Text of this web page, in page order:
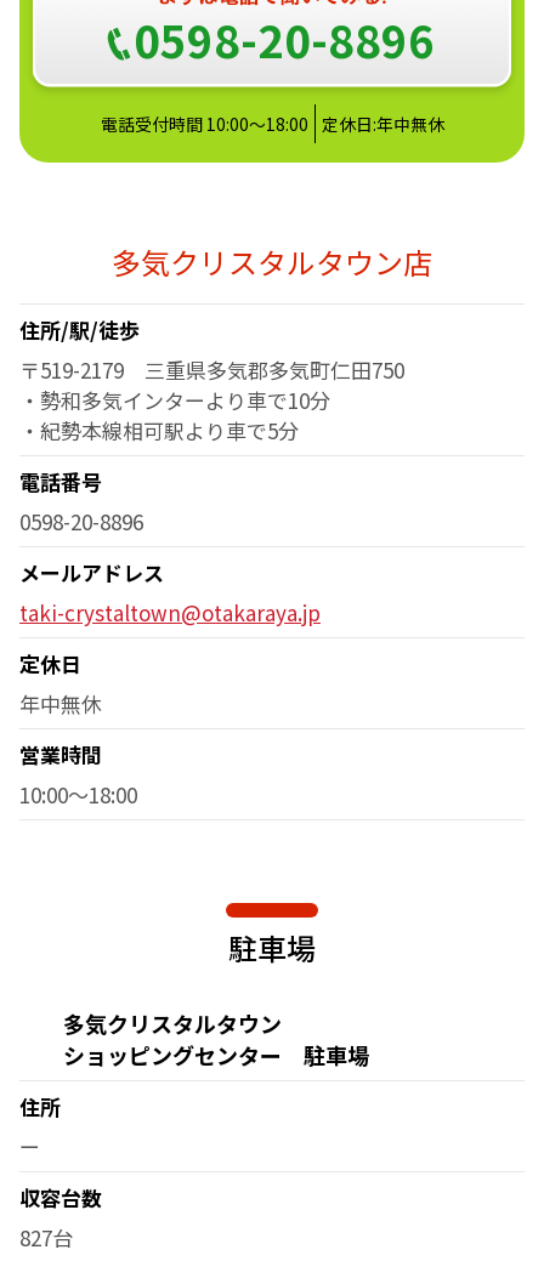
0598-20-8896
電話受付時間 10:00～18:00 定休日:年中無休
多気クリスタルタウン店
住所/駅/徒歩
〒519-2179 三重県多気郡多気町仁田750
・勢和多気インターより車で10分
・紀勢本線相可駅より車で5分
電話番号
0598-20-8896
メールアドレス
taki-crystaltown@otakaraya.jp
定休日
年中無休
営業時間
10:00～18:00
駐車場
多気クリスタルタウン
ショッピングセンター 駐車場
住所
ー
収容台数
827台